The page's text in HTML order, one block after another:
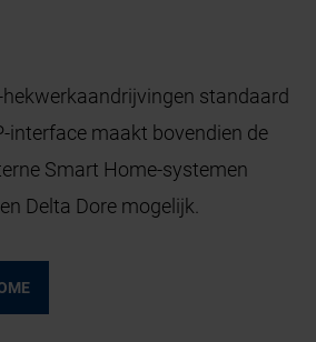
standaard
interface maakt bovendien de
Smart Home-systemen
Delta Dore mogelijk.